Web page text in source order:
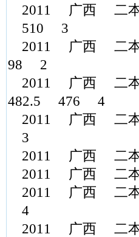
2011 广西 二本
510 3
2011 广西 二
98 2
2011 广西 二
482.5 476 4
2011 广西 二
3
2011 广西 二
2011 广西 二
2011 广西 二
4
2011 广西 二